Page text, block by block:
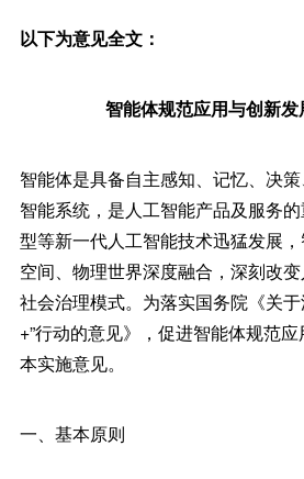
以下为意见全文：
智能体规范应用与创新
智能体是具备自主感知、记忆、决
智能系统，是人工智能产品及服务
型等新一代人工智能技术迅猛发展
空间、物理世界深度融合，深刻改
社会治理模式。为落实国务院《关
+”行动的意见》，促进智能体规范
本实施意见。
一、基本原则